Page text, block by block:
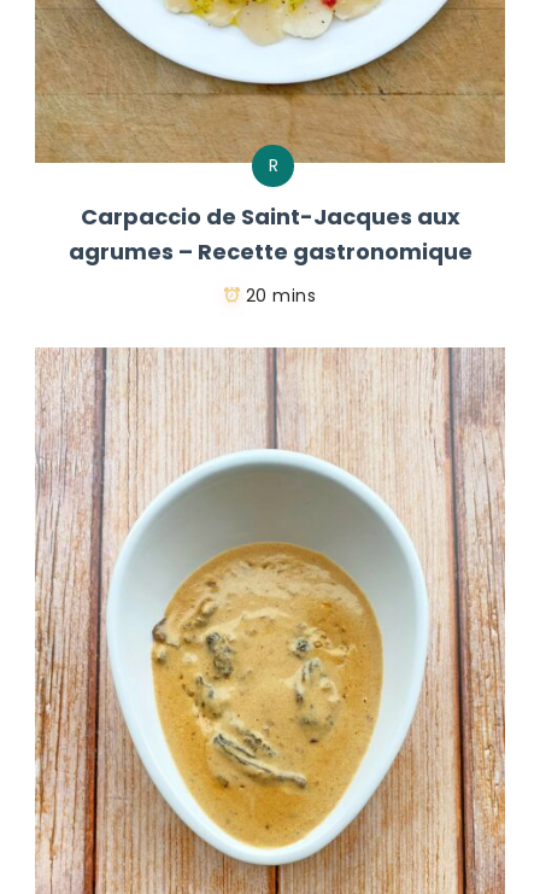
R
Carpaccio de Saint-Jacques aux
agrumes – Recette gastronomique
20 mins